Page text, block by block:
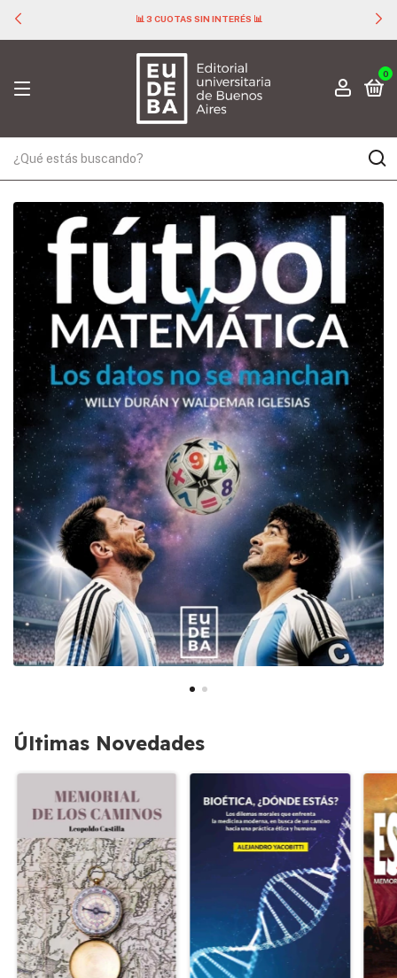
📊 3 CUOTAS SIN INTERÉS 📊
0
Últimas Novedades